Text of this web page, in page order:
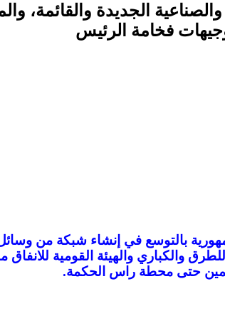
والصناعية الجديدة
فخامة الرئيس
بالتوسع في إنشاء شبكة من
والكباري والهيئة القومية
حتى محطة راس الحكمة.